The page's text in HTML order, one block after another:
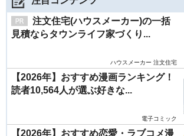
注文住宅(ハウスメーカー)の一括
見積ならタウンライフ家づくり...
ハウスメーカー 注文住宅
【2026年】おすすめ漫画ランキング！
読者10,564人が選ぶ好きな...
電子コミック
【2026年】おすすめ恋愛・ラブコメ漫